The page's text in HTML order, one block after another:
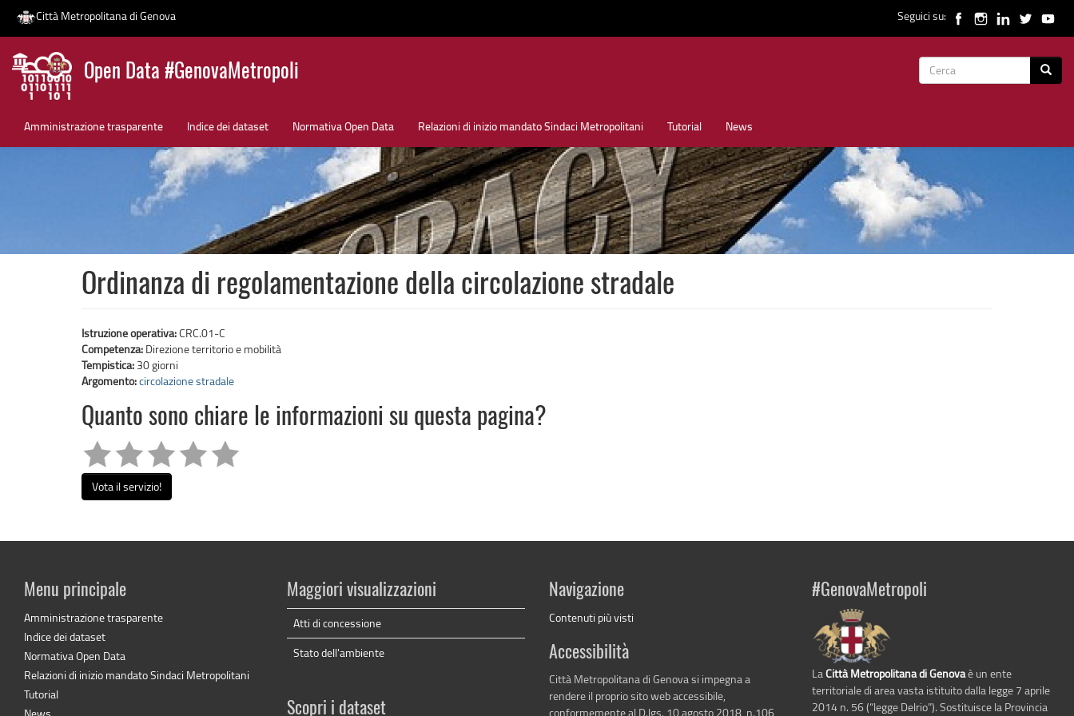
Salta
contenuto
Città Metropolitana di Genova Seguici su:
Open Data #GenovaMetropoli
Form
Amministrazione trasparente Indice dei dataset Normativa Open Data Relazioni di inizio mandato Sindaci Metropolitani Tutorial News
News
Ordinanza di regolamentazione della circolazione stradale
Istruzione operativa:CRC.01-C
Competenza: Direzione territorio e mobilità
Tempistica: 30 giorni
Argomento:circolazione stradale
Quanto sono chiare le informazioni su questa pagina?
Vota il servizio!
Menu principale
Amministrazione trasparente
Indice dei dataset
Normativa Open Data
Relazioni di inizio mandato Sindaci Metropolitani
Tutorial
News
Maggiori visualizzazioni
Atti di concessione
Stato dell'ambiente
Scopri i dataset
Navigazione
Contenuti più visti
Accessibilità
Città Metropolitana di Genova si impegna a
rendere il proprio sito web accessibile,
conformemente al D.lgs. 10 agosto 2018, n.106
#GenovaMetropoli
La Città Metropolitana di Genovaè un ente
territoriale di area vasta istituito dalla legge 7 aprile
2014 n. 56 (“legge Delrio”). Sostituisce la Provincia